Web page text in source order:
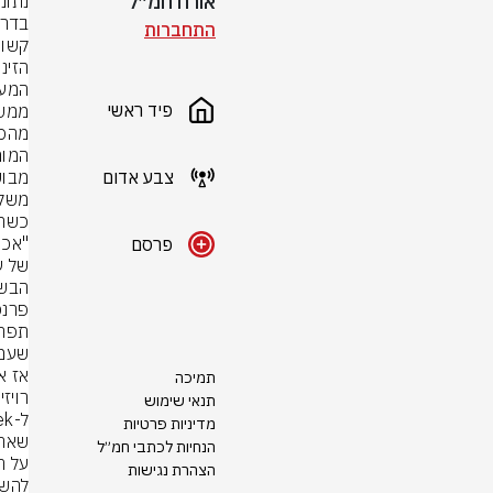
התחברות
פיד ראשי
צבע אדום
פרסם
תמיכה
תנאי שימוש
מדיניות פרטיות
הנחיות לכתבי חמ״ל
הצהרת נגישות